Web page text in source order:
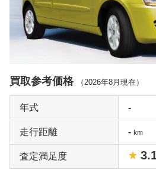
買取参考価格 （ 2026年8月 現在）
年式 -
走行距離 - km
査定満足度